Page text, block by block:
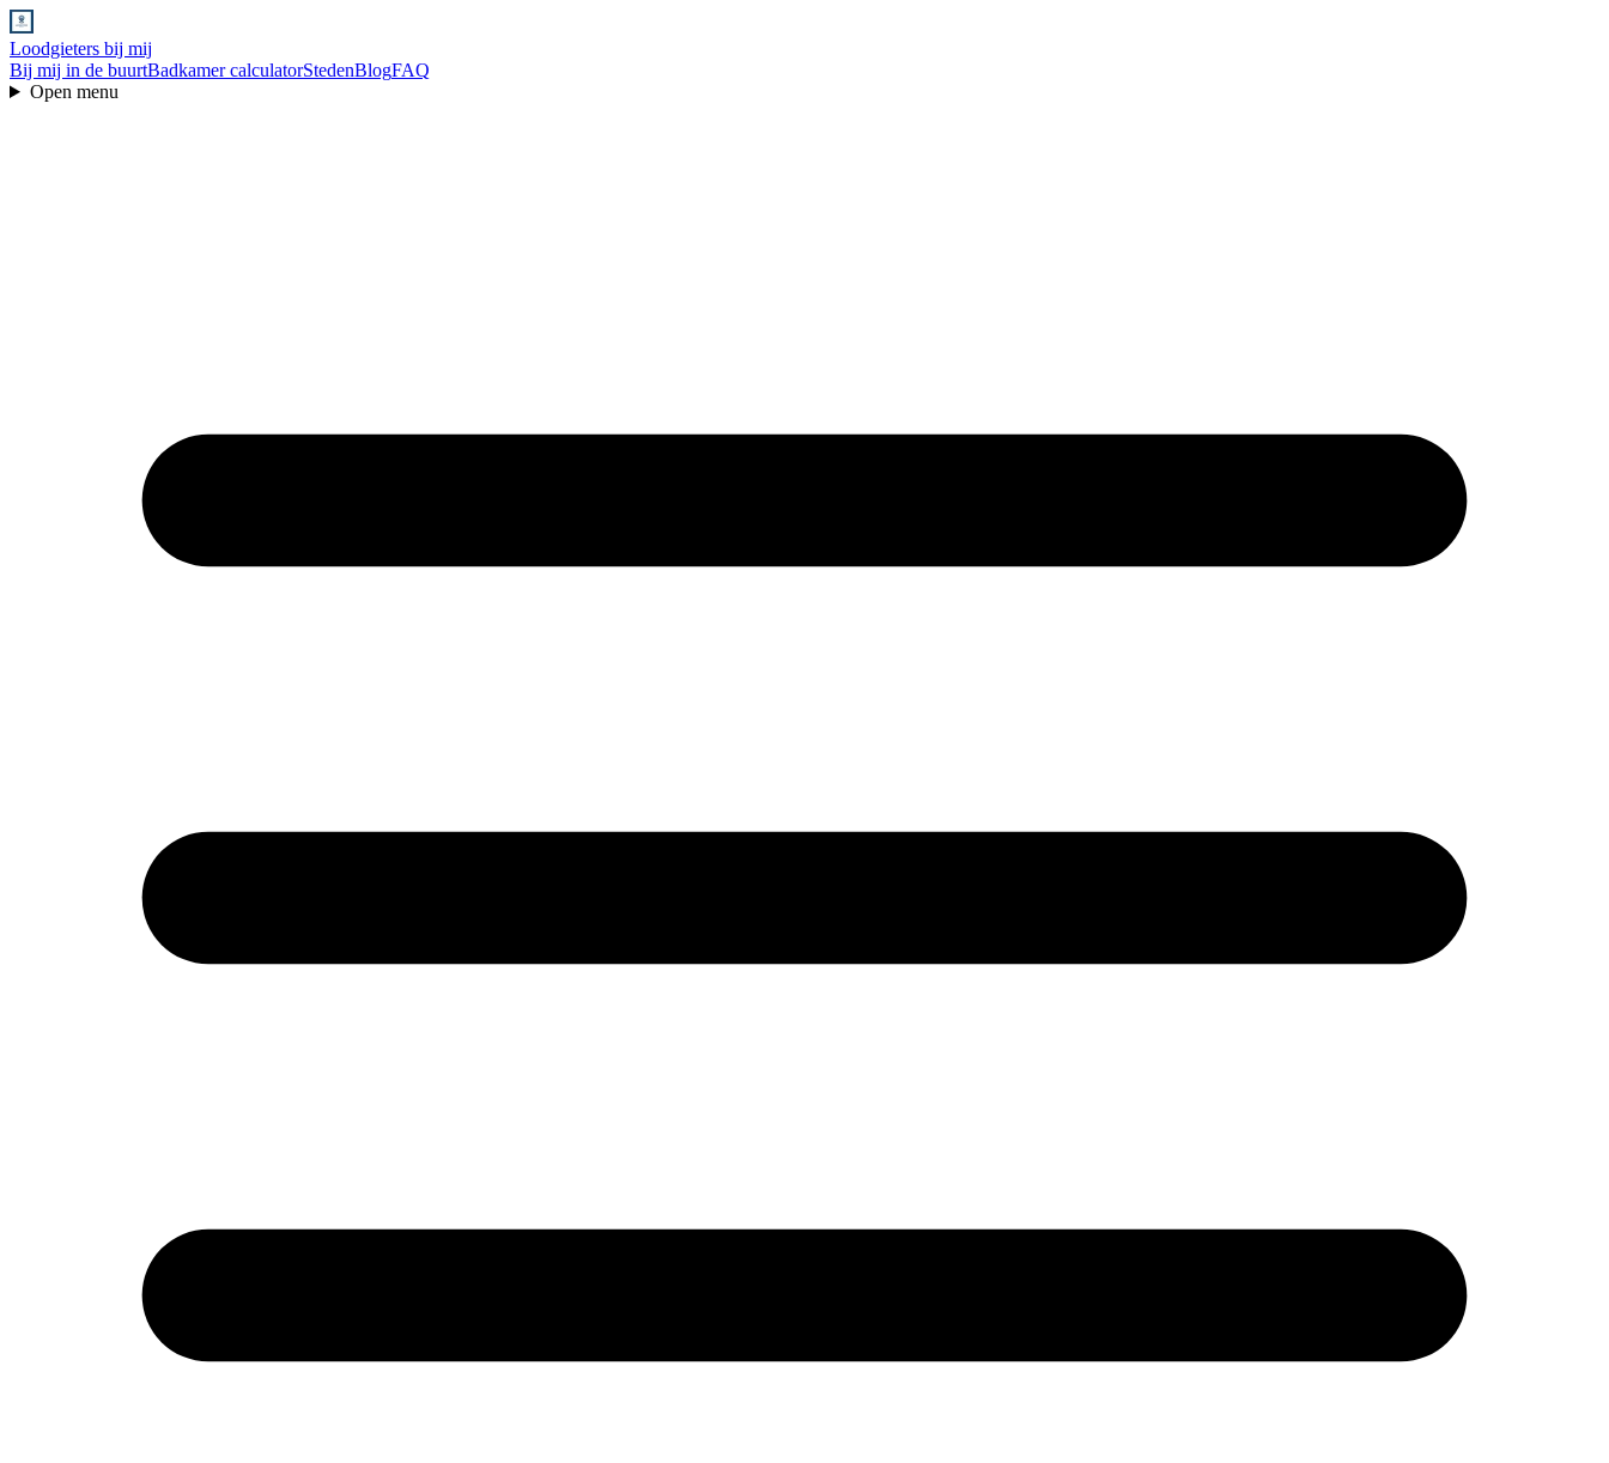
Loodgieters bij mij
Bij mij in de buurtBadkamer calculatorStedenBlogFAQ
Open menu